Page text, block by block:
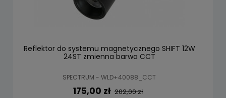
Reflektor do systemu magnetycznego SHIFT 12W
24ST zmienna barwa CCT
SPECTRUM - WLD+40088_CCT
175,00 zł 202,00 zł